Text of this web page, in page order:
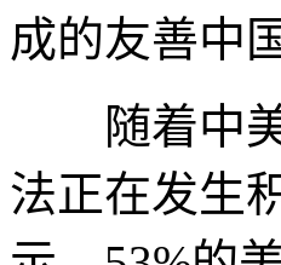
成的友善中
随着中美
法正在发生